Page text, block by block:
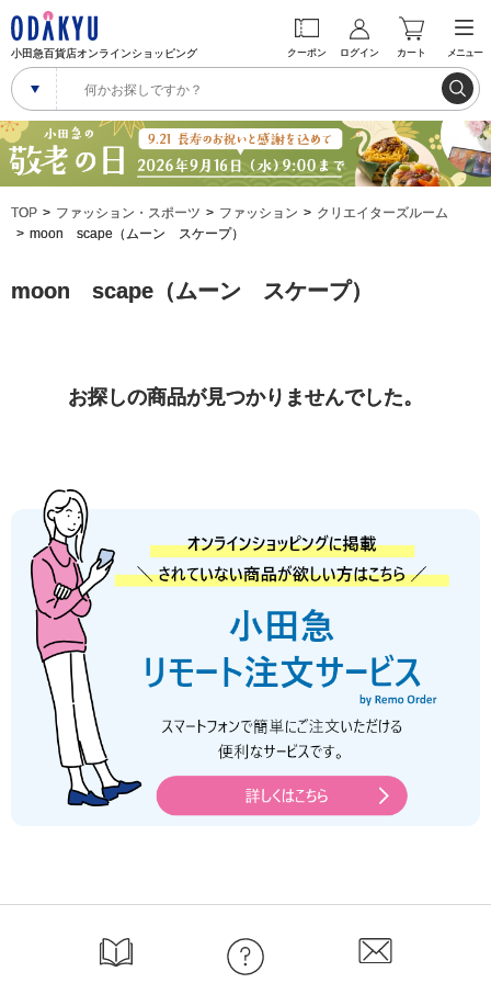
小田急百貨店オンラインショッピング クーポン ログイン カート メニュー
TOP ファッション・スポーツ ファッション
クリエイターズルーム
moon scape（ムーン スケープ）
moon scape（ムーン スケープ）
お探しの商品が見つかりませんでした。